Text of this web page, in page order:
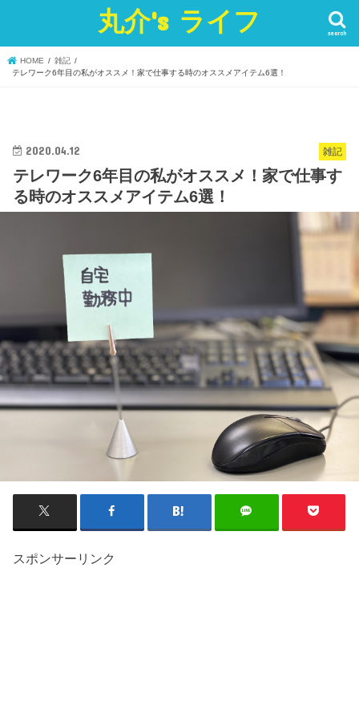
丸介's ライフ search
HOME
雑記
テレワーク6年目の私がオススメ！家で仕事する時のオススメアイテム6選！
雑記
2020.04.12
テレワーク6年目の私がオススメ！家で仕事す
る時のオススメアイテム6選！
スポンサーリンク